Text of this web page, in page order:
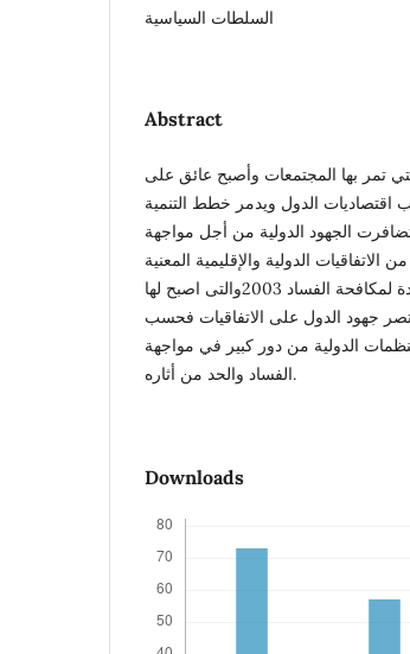
السلطات السياسية
Abstract
تمر بها المجتمعات وأصبح عائق على
الدول ويدمر خطط التنمية
الجهود الدولية من أجل مواجهة
الدولية والإقليمية المعنية
بمواجهة الفساد ولعل ابرزها اتفاقية الأمم المتحدة لمكافحة الفساد 2003والتى اصبح لها
جهود الدول على الاتفاقيات فحسب
الدولية من دور كبير في مواجهة
الفساد والحد من أثاره.
Downloads